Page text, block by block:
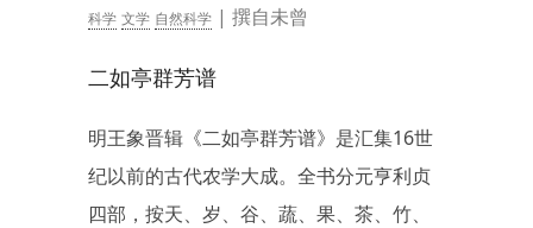
科学 文学 自然科学 | 撰自未曾
二如亭群芳谱
明王象晋辑《二如亭群芳谱》是汇集16世
纪以前的古代农学大成。全书分元亨利贞
四部，按天、岁、谷、蔬、果、茶、竹、